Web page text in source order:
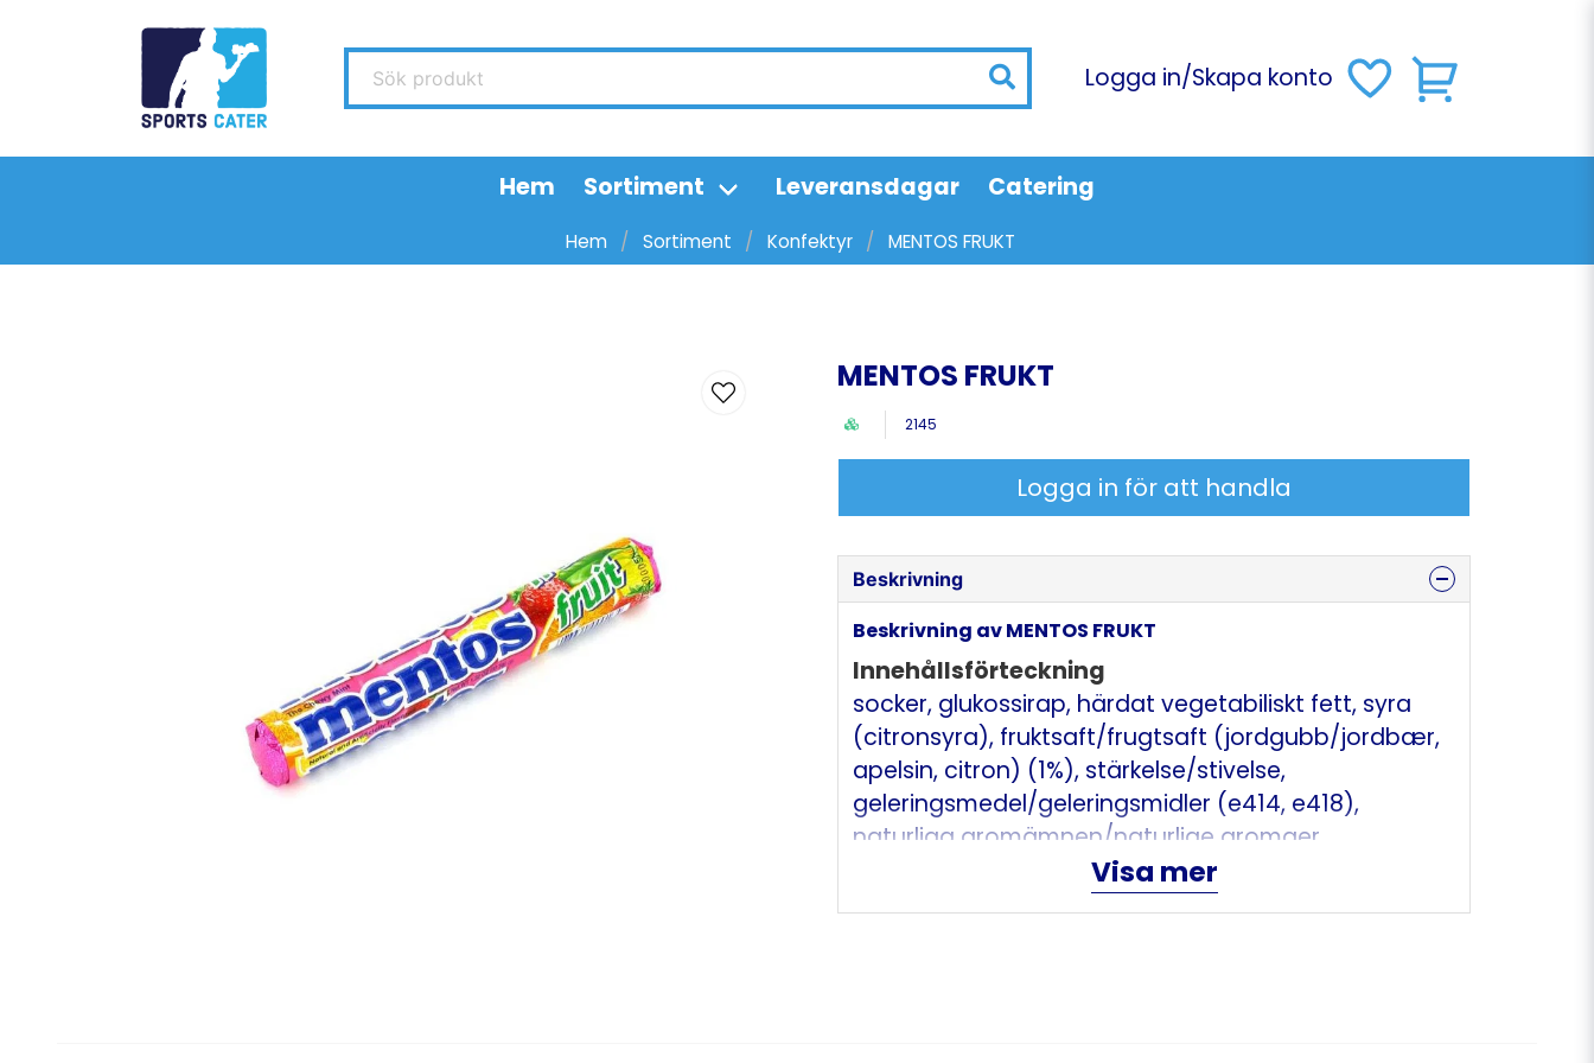
Sök produkt Logga in/Skapa konto
Hem Sortiment Leveransdagar Catering
Hem Sortiment Konfektyr MENTOS FRUKT
MENTOS FRUKT
2145
Logga in för att handla
Beskrivning
Beskrivning av MENTOS FRUKT
Innehållsförteckning
socker, glukossirap, härdat vegetabiliskt fett, syra
(citronsyra), fruktsaft/frugtsaft (jordgubb/jordbær,
apelsin, citron) (1%), stärkelse/stivelse,
geleringsmedel/geleringsmidler (e414, e418),
naturliga aromämnen/naturlige aromaer,
emulgeringsmedel/emulgator (sackarosestrar av
Visa mer